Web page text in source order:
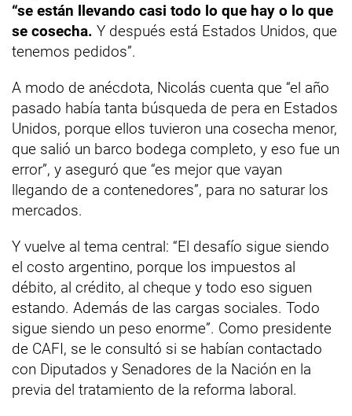
“se están llevando casi todo lo que hay o lo que
se cosecha. Y después está Estados Unidos, que
tenemos pedidos”.
A modo de anécdota, Nicolás cuenta que “el año
pasado había tanta búsqueda de pera en Estados
Unidos, porque ellos tuvieron una cosecha menor,
que salió un barco bodega completo, y eso fue un
error”, y aseguró que “es mejor que vayan
llegando de a contenedores”, para no saturar los
mercados.
Y vuelve al tema central: “El desafío sigue siendo
el costo argentino, porque los impuestos al
débito, al crédito, al cheque y todo eso siguen
estando. Además de las cargas sociales. Todo
sigue siendo un peso enorme”. Como presidente
de CAFI, se le consultó si se habían contactado
con Diputados y Senadores de la Nación en la
previa del tratamiento de la reforma laboral.